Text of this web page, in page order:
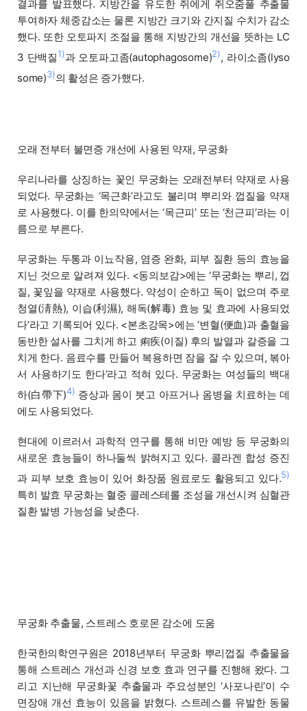
결과를 발표했다. 지방간을 유도한 쥐에게 쥐오줌풀 추출물
투여하자 체중감소는 물론 지방간 크기와 간지질 수치가 감소
했다. 또한 오토파지 조절을 통해 지방간의 개선을 뜻하는 LC
3 단백질1)과 오토파고좀(autophagosome)2), 라이소좀(lyso
some)3)의 활성은 증가했다.
오래 전부터 불면증 개선에 사용된 약재, 무궁화
우리나라를 상징하는 꽃인 무궁화는 오래전부터 약재로 사용
되었다. 무궁화는 ‘목근화’라고도 불리며 뿌리와 껍질을 약재
로 사용했다. 이를 한의약에서는 ‘목근피’ 또는 ‘천근피’라는 이
름으로 부른다.
무궁화는 두통과 이뇨작용, 염증 완화, 피부 질환 등의 효능을
지닌 것으로 알려져 있다. <동의보감>에는 ‘무궁화는 뿌리, 껍
질, 꽃잎을 약재로 사용했다. 약성이 순하고 독이 없으며 주로
청열(淸熱), 이습(利濕), 해독(解毒) 효능 및 효과에 사용되었
다’라고 기록되어 있다. <본초강목>에는 ‘변혈(便血)과 출혈을
동반한 설사를 그치게 하고 痢疾(이질) 후의 발열과 갈증을 그
치게 한다. 음료수를 만들어 복용하면 잠을 잘 수 있으며, 볶아
서 사용하기도 한다‘라고 적혀 있다. 무궁화는 여성들의 백대
하(白帶下)4) 증상과 몸이 붓고 아프거나 옴병을 치료하는 데
에도 사용되었다.
현대에 이르러서 과학적 연구를 통해 비만 예방 등 무궁화의
새로운 효능들이 하나둘씩 밝혀지고 있다. 콜라겐 합성 증진
과 피부 보호 효능이 있어 화장품 원료로도 활용되고 있다.5)
특히 발효 무궁화는 혈중 콜레스테롤 조성을 개선시켜 심혈관
질환 발병 가능성을 낮춘다.
무궁화 추출물, 스트레스 호로몬 감소에 도움
한국한의학연구원은 2018년부터 무궁화 뿌리껍질 추출물을
통해 스트레스 개선과 신경 보호 효과 연구를 진행해 왔다. 그
리고 지난해 무궁화꽃 추출물과 주요성분인 ‘사포나린’이 수
면장애 개선 효능이 있음을 밝혔다. 스트레스를 유발한 동물